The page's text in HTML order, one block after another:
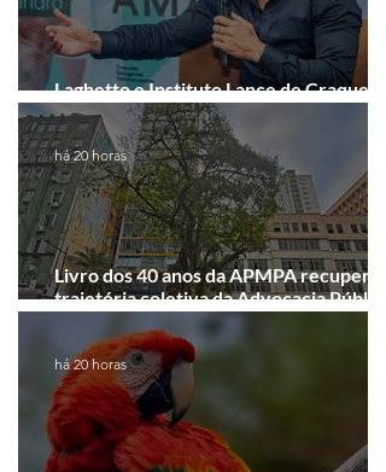
Laghetto e Instituto Lance de Craque
firmam parceria em Porto Alegre
Livro dos 40 anos da APMPA recupera a
trajetória coletiva da Advocacia Pública
há 20 horas
há 20 horas